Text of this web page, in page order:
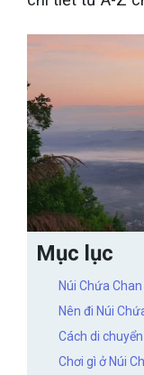
Mục lục
Núi Chứa
Nên đi Núi
Cách di
Chơi gì ở Núi